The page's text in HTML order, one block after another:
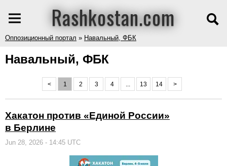
Rashkostan.com
Оппозиционный портал » Навальный, ФБК
Навальный, ФБК
< 1 2 3 4 ... 13 14 >
Хакатон против «Единой России»
в Берлине
Jun 28, 2026 - 14:45 UTC